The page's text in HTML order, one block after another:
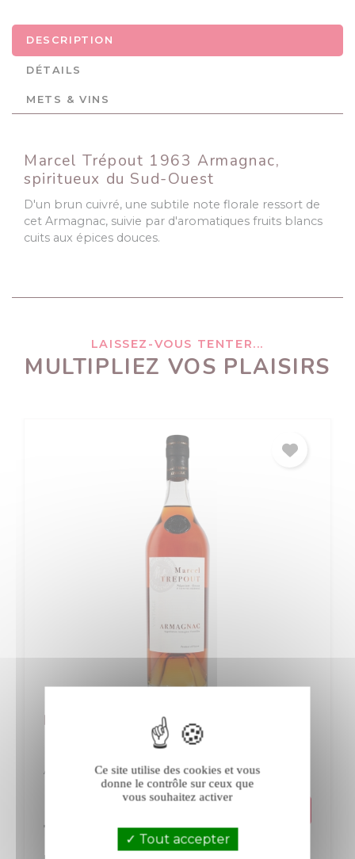
DESCRIPTION
DÉTAILS
METS & VINS
Marcel Trépout 1963 Armagnac,
spiritueux du Sud-Ouest
D'un brun cuivré, une subtile note florale ressort de
cet Armagnac, suivie par d'aromatiques fruits blancs
cuits aux épices douces.
LAISSEZ-VOUS TENTER...
MULTIPLIEZ VOS PLAISIRS
Marcel Trépout 1976
Armagnac Sud-Ouest
Prix
130,00 €
Ce site utilise des cookies et vous
donne le contrôle sur ceux que
vous souhaitez activer
Tout accepter